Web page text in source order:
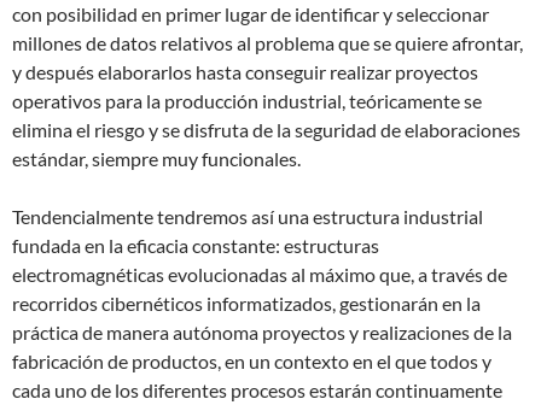
con posibilidad en primer lugar de identificar y seleccionar
millones de datos relativos al problema que se quiere afrontar,
y después elaborarlos hasta conseguir realizar proyectos
operativos para la producción industrial, teóricamente se
elimina el riesgo y se disfruta de la seguridad de elaboraciones
estándar, siempre muy funcionales.
Tendencialmente tendremos así una estructura industrial
fundada en la eficacia constante: estructuras
electromagnéticas evolucionadas al máximo que, a través de
recorridos cibernéticos informatizados, gestionarán en la
práctica de manera autónoma proyectos y realizaciones de la
fabricación de productos, en un contexto en el que todos y
cada uno de los diferentes procesos estarán continuamente